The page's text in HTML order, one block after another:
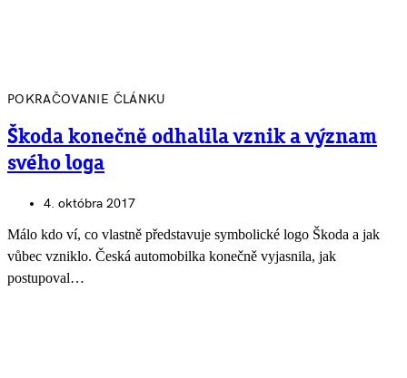
POKRAČOVANIE ČLÁNKU
Škoda konečně odhalila vznik a význam
svého loga
4. októbra 2017
Málo kdo ví, co vlastně představuje symbolické logo Škoda a jak
vůbec vzniklo. Česká automobilka konečně vyjasnila, jak
postupoval…